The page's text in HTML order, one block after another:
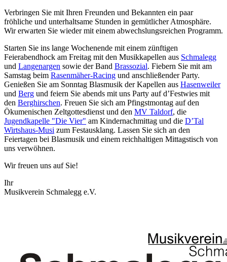
Verbringen Sie mit Ihren Freunden und Bekannten ein paar
fröhliche und unterhaltsame Stunden in gemütlicher Atmosphäre.
Wir erwarten Sie wieder mit einem abwechslungsreichen Programm.
Starten Sie ins lange Wochenende mit einem zünftigen
Feierabendhock am Freitag mit den Musikkapellen aus Schmalegg
und Langenargen sowie der Band Brassozial. Fiebern Sie mit am
Samstag beim Rasenmäher-Racing und anschließender Party.
Genießen Sie am Sonntag Blasmusik der Kapellen aus Hasenweiler
und Berg und feiern Sie abends mit uns Party auf d’Festwies mit
den Berghirschen. Freuen Sie sich am Pfingstmontag auf den
Ökumenischen Zeltgottesdienst und den MV Taldorf, die
Jugendkapelle "Die Vier" am Kindernachmittag und die D’Tal
Wirtshaus-Musi zum Festausklang. Lassen Sie sich an den
Feiertagen bei Blasmusik und einem reichhaltigen Mittagstisch von
uns verwöhnen.
Wir freuen uns auf Sie!
Ihr
Musikverein Schmalegg e.V.